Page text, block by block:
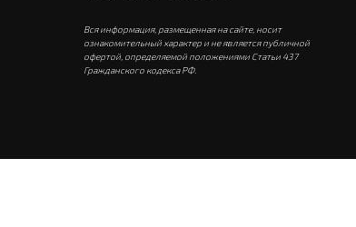
Вся информация, размещенная на сайте, носит
ознакомительный характер и не является публичной
офертой, определяемой положениями Статьи 437
Гражданского кодекса РФ.